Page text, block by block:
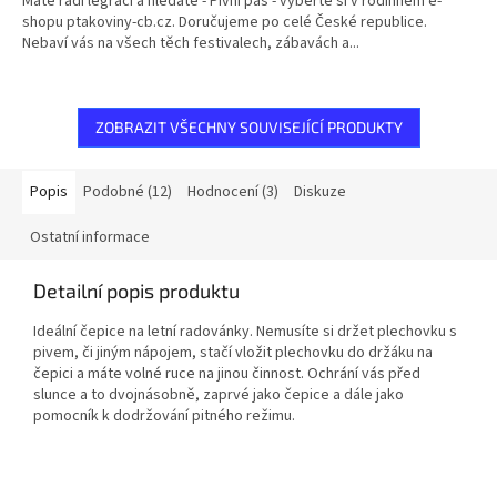
5
hvězdiček.
shopu ptakoviny-cb.cz. Doručujeme po celé České republice.
Nebaví vás na všech těch festivalech, zábavách a...
ZOBRAZIT VŠECHNY SOUVISEJÍCÍ PRODUKTY
Popis Podobné (12) Hodnocení (3) Diskuze
Ostatní informace
Detailní popis produktu
Ideální čepice na letní radovánky. Nemusíte si držet plechovku s
pivem, či jiným nápojem, stačí vložit plechovku do držáku na
čepici a máte volné ruce na jinou činnost. Ochrání vás před
slunce a to dvojnásobně, zaprvé jako čepice a dále jako
pomocník k dodržování pitného režimu.